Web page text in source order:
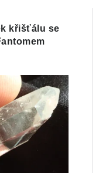
křišťálu se